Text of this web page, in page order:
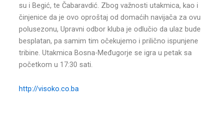
su i Begić, te Čabaravdić. Zbog važnosti utakmica, kao i
činjenice da je ovo oproštaj od domaćih navijača za ovu
polusezonu, Upravni odbor kluba je odlučio da ulaz bude
besplatan, pa samim tim očekujemo i prilično ispunjene
tribine. Utakmica Bosna-Međugorje se igra u petak sa
početkom u 17:30 sati.
http://visoko.co.ba